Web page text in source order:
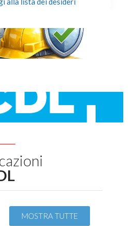
MOSTRA TUTTE